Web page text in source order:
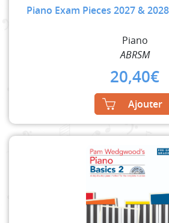
Piano Exam Pieces 2027 &
Piano
ABRSM
20,40€
Ajouter